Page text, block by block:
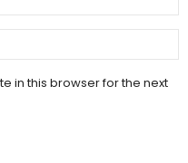
in this browser for the next